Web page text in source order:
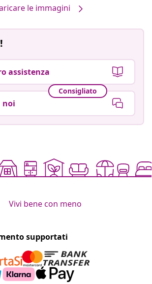
le immagini
assistenza
Consigliato
noi
Vivi bene con meno
supportati